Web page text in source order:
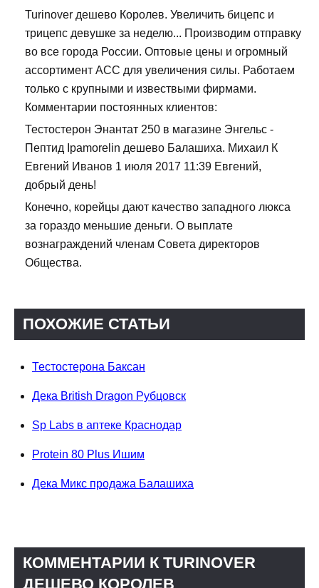
Turinover дешево Королев. Увеличить бицепс и
трицепс девушке за неделю... Производим отправку
во все города России. Оптовые цены и огромный
ассортимент ACC для увеличения силы. Работаем
только с крупными и извествыми фирмами.
Комментарии постоянных клиентов:
Тестостерон Энантат 250 в магазине Энгельс -
Пептид Ipamorelin дешево Балашиха. Михаил К
Евгений Иванов 1 июля 2017 11:39 Евгений,
добрый день!
Конечно, корейцы дают качество западного люкса
за гораздо меньшие деньги. О выплате
вознаграждений членам Совета директоров
Общества.
ПОХОЖИЕ СТАТЬИ
Тестостерона Баксан
Дека British Dragon Рубцовск
Sp Labs в аптеке Краснодар
Protein 80 Plus Ишим
Дека Микс продажа Балашиха
КОММЕНТАРИИ К TURINOVER
ДЕШЕВО КОРОЛЕВ